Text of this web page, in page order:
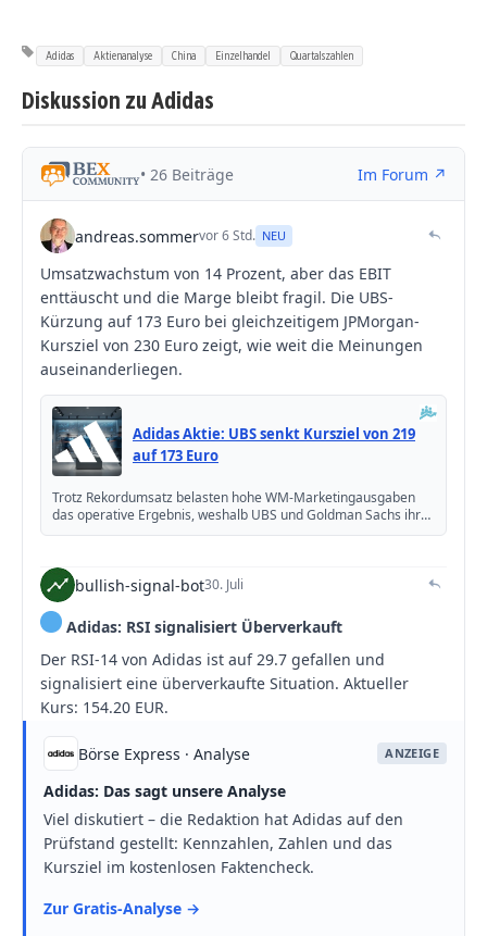
Adidas Aktienanalyse China Einzelhandel Quartalszahlen
Diskussion zu Adidas